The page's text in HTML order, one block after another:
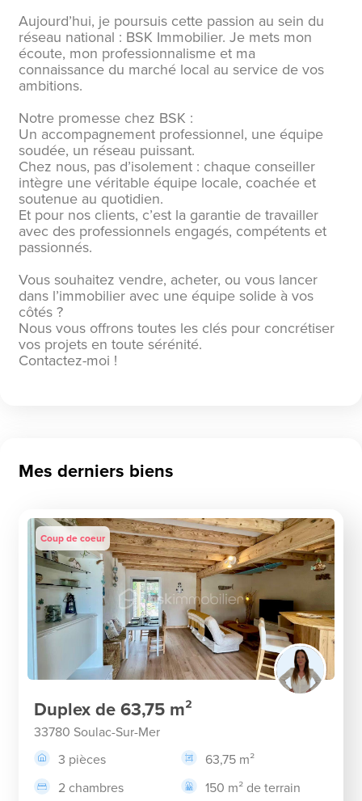
Aujourd’hui, je poursuis cette passion au sein du
réseau national : BSK Immobilier. Je mets mon
écoute, mon professionnalisme et ma
connaissance du marché local au service de vos
ambitions.
Notre promesse chez BSK :
Un accompagnement professionnel, une équipe
soudée, un réseau puissant.
Chez nous, pas d’isolement : chaque conseiller
intègre une véritable équipe locale, coachée et
soutenue au quotidien.
Et pour nos clients, c’est la garantie de travailler
avec des professionnels engagés, compétents et
passionnés.
Vous souhaitez vendre, acheter, ou vous lancer
dans l’immobilier avec une équipe solide à vos
côtés ?
Nous vous offrons toutes les clés pour concrétiser
vos projets en toute sérénité.
Contactez-moi !
Mes derniers biens
Coup de coeur
Duplex de 63,75 m²
33780 Soulac-Sur-Mer
3 pièces
63,75 m²
2 chambres
150 m² de terrain